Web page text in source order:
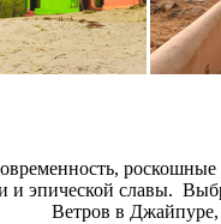
эпической славы.
Ветров в Джайпуре,